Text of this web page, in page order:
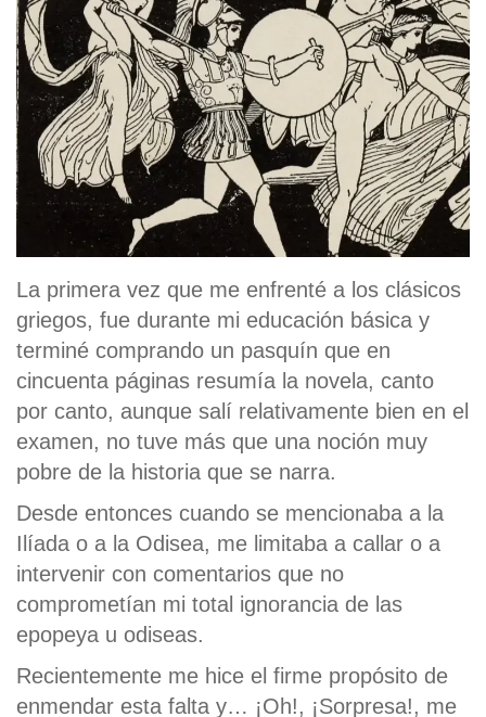
La primera vez que me enfrenté a los clásicos
griegos, fue durante mi educación básica y
terminé comprando un pasquín que en
cincuenta páginas resumía la novela, canto
por canto, aunque salí relativamente bien en el
examen, no tuve más que una noción muy
pobre de la historia que se narra.
Desde entonces cuando se mencionaba a la
Ilíada o a la Odisea, me limitaba a callar o a
intervenir con comentarios que no
comprometían mi total ignorancia de las
epopeya u odiseas.
Recientemente me hice el firme propósito de
enmendar esta falta y… ¡Oh!, ¡Sorpresa!, me